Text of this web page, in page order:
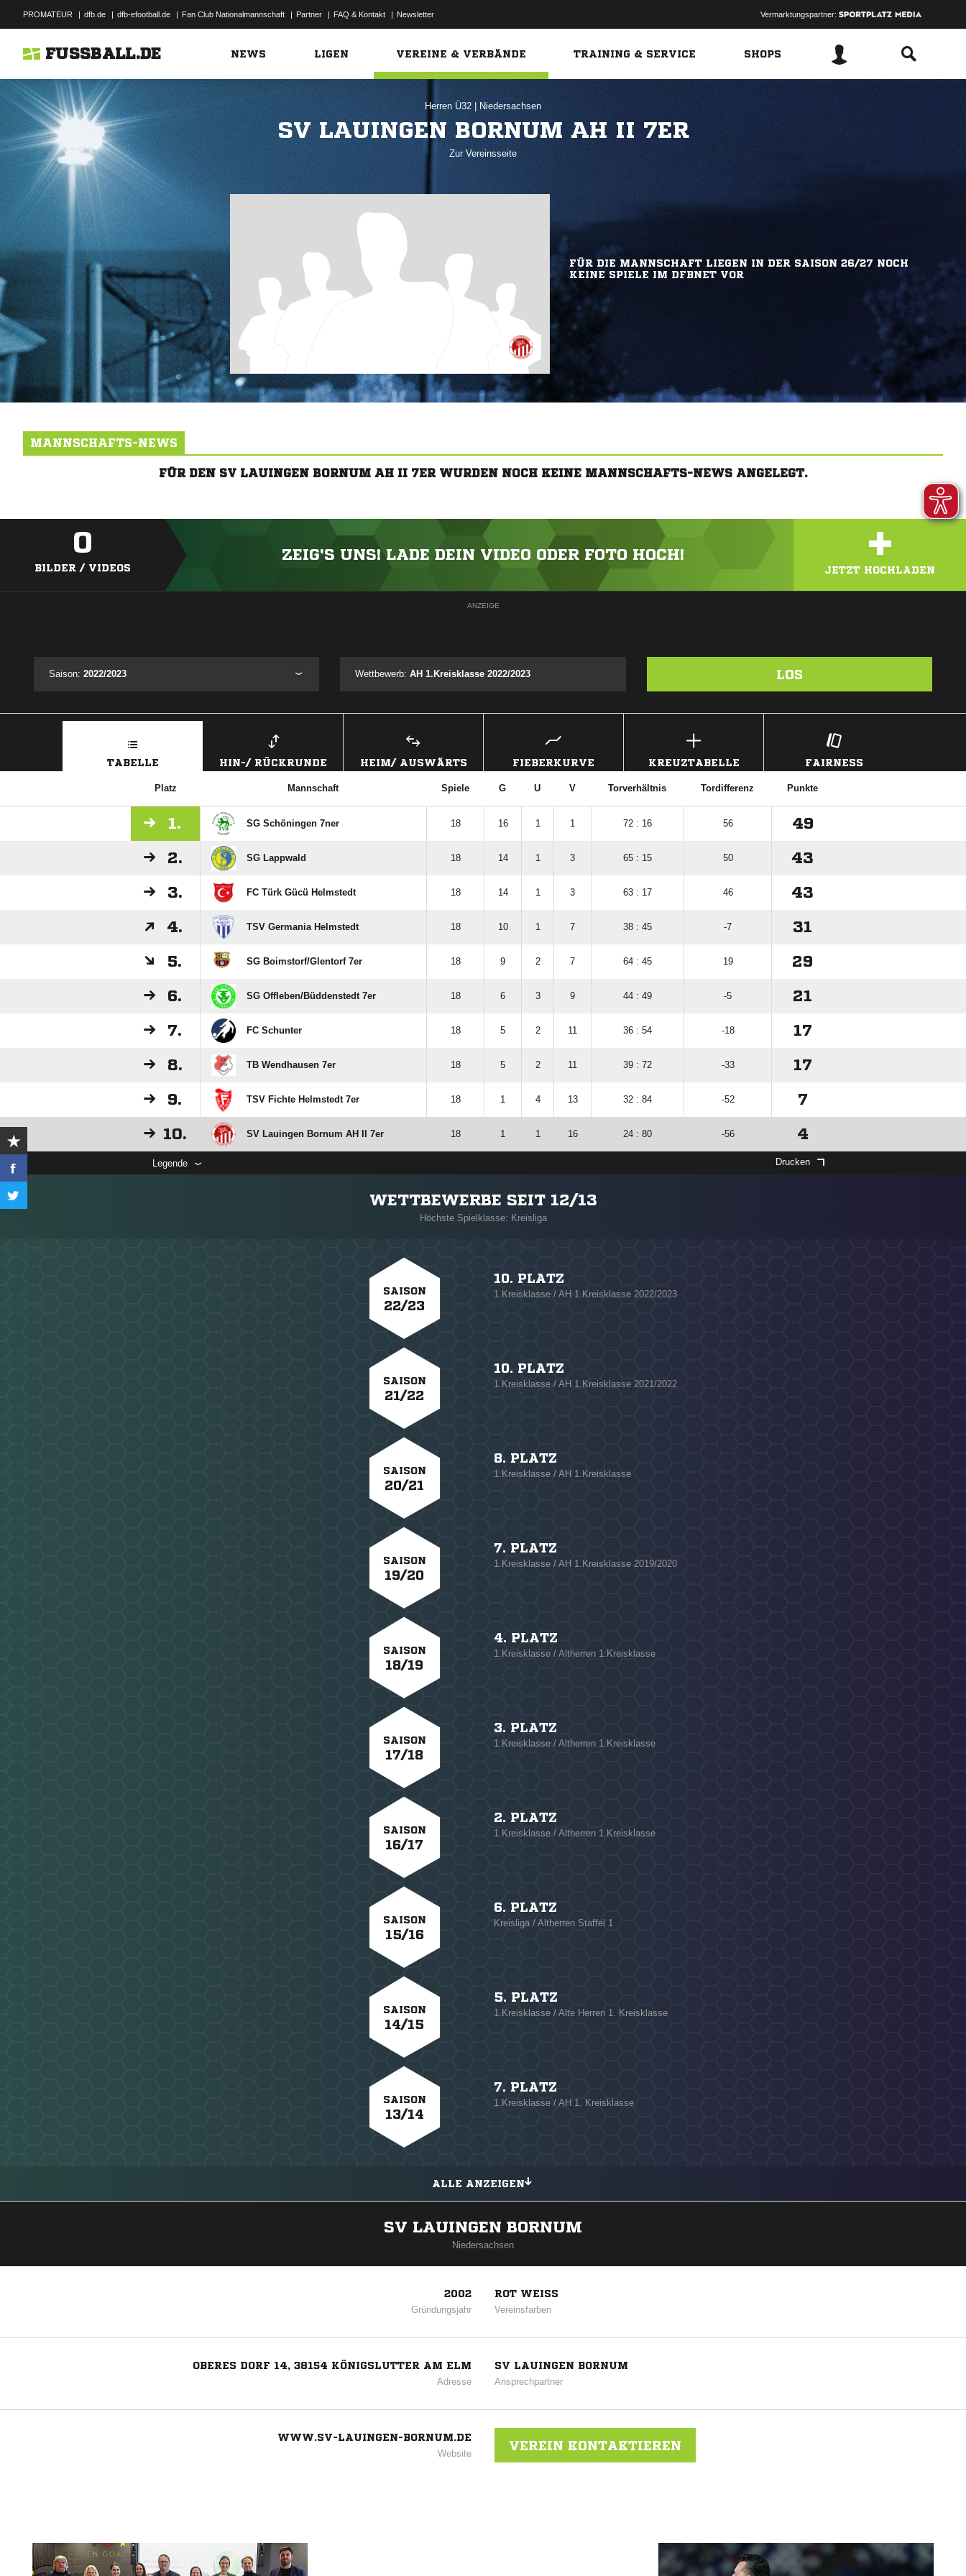
PROMATEUR | dfb.de | dfb-efootball.de | Fan Club Nationalmannschaft | Partner | FAQ & Kontakt | Newsletter Vermarktungspartner:
FUSSBALL.DE NEWS LIGEN VEREINE & VERBÄNDE TRAINING & SERVICE SHOPS
Herren Ü32 Niedersachsen
SV LAUINGEN BORNUM AH II 7ER
Zur Vereinsseite
FÜR DIE MANNSCHAFT LIEGEN IN DER SAISON 26/27 NOCH
KEINE SPIELE IM DFBNET VOR
MANNSCHAFTS-NEWS
FÜR DEN SV LAUINGEN BORNUM AH II 7ER WURDEN NOCH KEINE MANNSCHAFTS-NEWS ANGELEGT.
0
BILDER / VIDEOS
ZEIG'S UNS! LADE DEIN VIDEO ODER FOTO HOCH! +
JETZT HOCHLADEN
ANZEIGE
Saison: 2022/2023 Wettbewerb:AH 1.Kreisklasse 2022/2023 LOS
TABELLE HIN-/ RÜCKRUNDE HEIM/ AUSWÄRTS FIEBERKURVE KREUZTABELLE FAIRNESS
Platz Mannschaft Spiele G U V Torverhältnis Tordifferenz Punkte
1. SG Schöningen 7ner 18 16 1 1 72 : 16 56 49
2. SG Lappwald 18 14 1 3 65 : 15 50 43
3. FC Türk Gücü Helmstedt 18 14 1 3 63 : 17 46 43
4. TSV Germania Helmstedt 18 10 1 7 38 : 45 -7 31
5. SG Boimstorf/​Glentorf 7er 18 9 2 7 64 : 45 19 29
6. SG Offleben/​Büddenstedt 7er 18 6 3 9 44 : 49 -5 21
7. FC Schunter 18 5 2 11 36 : 54 -18 17
8. TB Wendhausen 7er 18 5 2 11 39 : 72 -33 17
9. TSV Fichte Helmstedt 7er 18 1 4 13 32 : 84 -52 7
10. SV Lauingen Bornum AH II 7er 18 1 1 16 24 : 80 -56 4
Legende Drucken
WETTBEWERBE SEIT 12/13
Höchste Spielklasse: Kreisliga
SAISON
22/23
10. PLATZ
1.Kreisklasse / AH 1.Kreisklasse 2022/2023
SAISON
21/22
10. PLATZ
1.Kreisklasse / AH 1.Kreisklasse 2021/2022
SAISON
20/21
8. PLATZ
1.Kreisklasse / AH 1.Kreisklasse
SAISON
19/20
7. PLATZ
1.Kreisklasse / AH 1.Kreisklasse 2019/2020
SAISON
18/19
4. PLATZ
1.Kreisklasse / Altherren 1.Kreisklasse
SAISON
17/18
3. PLATZ
1.Kreisklasse / Altherren 1.Kreisklasse
SAISON
16/17
2. PLATZ
1.Kreisklasse / Altherren 1.Kreisklasse
SAISON
15/16
6. PLATZ
Kreisliga / Altherren Staffel 1
SAISON
14/15
5. PLATZ
1.Kreisklasse / Alte Herren 1. Kreisklasse
SAISON
13/14
7. PLATZ
1.Kreisklasse / AH 1. Kreisklasse
ALLE ANZEIGEN
SV LAUINGEN BORNUM
Niedersachsen
2002
Gründungsjahr
ROT WEISS
Vereinsfarben
OBERES DORF 14, 38154 KÖNIGSLUTTER AM ELM
Adresse
SV LAUINGEN BORNUM
Ansprechpartner
WWW.SV-LAUINGEN-BORNUM.DE
Website
VEREIN KONTAKTIEREN